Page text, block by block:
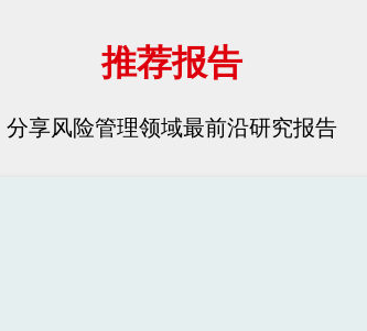
推荐报告
分享风险管理领域最前沿研究报告